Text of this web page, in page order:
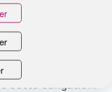
que nous
nos
poursuit
faisions déjà
cette obligation.